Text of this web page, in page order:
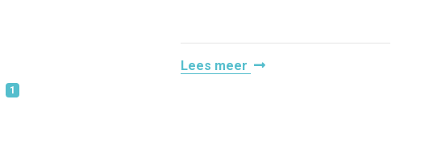
1
Lees meer